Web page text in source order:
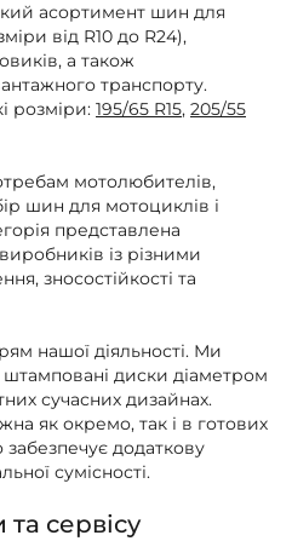
асортимент шин для
від R10 до R24),
а також
транспорту.
розміри: 195/65 R15, 205/55
мотолюбителів,
шин для мотоциклів і
представлена
із різними
зносостійкості та
нашої діяльності. Ми
штамповані диски діаметром
сучасних дизайнах.
як окремо, так і в готових
додаткову
сумісності.
сервісу